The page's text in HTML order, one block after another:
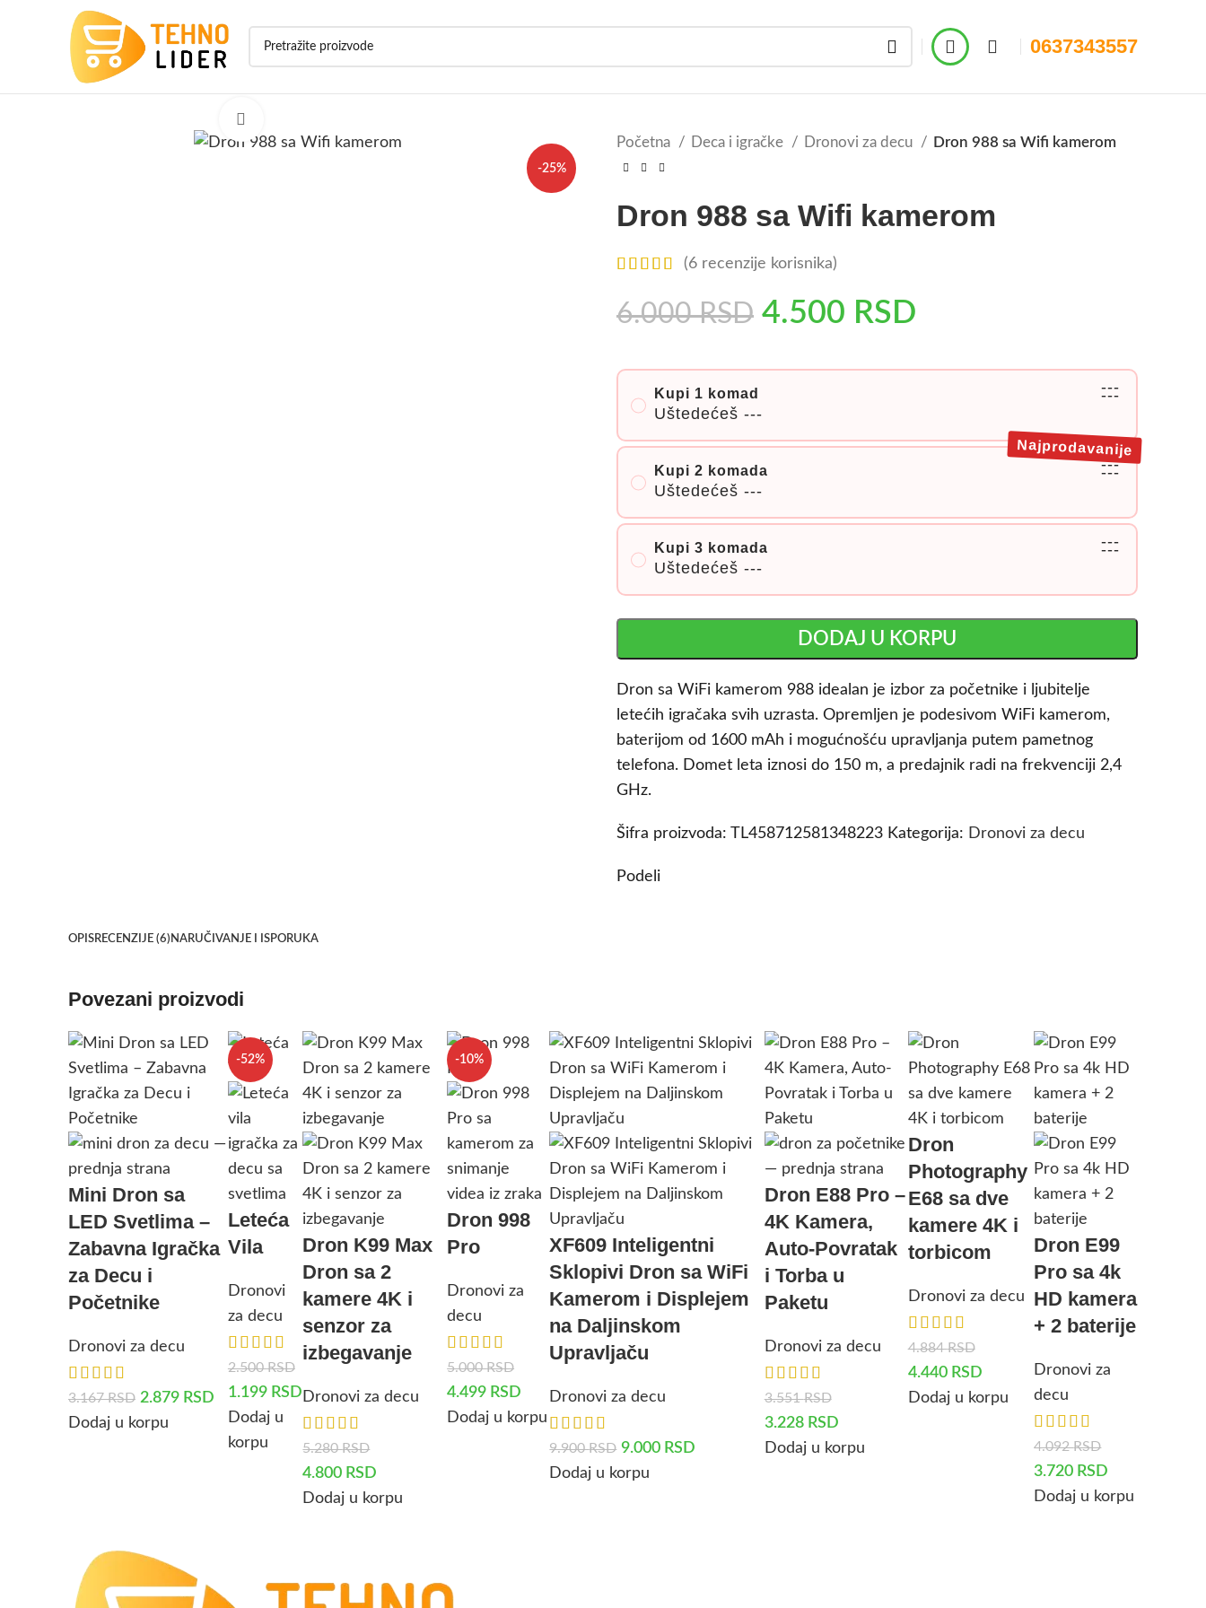
0637343557
-25%
Početna Deca i igračke Dronovi za decu Dron 988 sa Wifi kamerom
Dron 988 sa Wifi kamerom
(6 recenzije korisnika)
6.000RSD 4.500 RSD
Kupi 1 komad
Uštedećeš ---
---
---
Kupi 2 komada
Uštedećeš ---
---
---
Najprodavanije
Kupi 3 komada
Uštedećeš ---
---
---
DODAJ U KORPU
Dron sa WiFi kamerom 988 idealan je izbor za početnike i ljubitelje
letećih igračaka svih uzrasta. Opremljen je podesivom WiFi kamerom,
baterijom od 1600 mAh i mogućnošću upravljanja putem pametnog
telefona. Domet leta iznosi do 150 m, a predajnik radi na frekvenciji 2,4
GHz.
Šifra proizvoda: TL458712581348223 Kategorija: Dronovi za decu
Podeli
OPISRECENZIJE (6) NARUČIVANJE I ISPORUKA
Povezani proizvodi
Mini Dron sa
LED Svetlima –
Zabavna Igračka
za Decu i
Početnike
Dronovi za decu
3.167RSD 2.879 RSD
Dodaj u korpu
-52%
Leteća
Vila
Dronovi
za decu
2.500RSD
1.199 RSD
Dodaj u
korpu
Dron K99 Max
Dron sa 2
kamere 4K i
senzor za
izbegavanje
Dronovi za decu
5.280RSD
4.800 RSD
Dodaj u korpu
-10%
Dron 998
Pro
Dronovi za
decu
5.000RSD
4.499 RSD
Dodaj u korpu
XF609 Inteligentni
Sklopivi Dron sa WiFi
Kamerom i Displejem
na Daljinskom
Upravljaču
Dronovi za decu
9.900RSD 9.000 RSD
Dodaj u korpu
Dron E88 Pro –
4K Kamera,
Auto-Povratak
i Torba u
Paketu
Dronovi za decu
3.551RSD
3.228 RSD
Dodaj u korpu
Dron
Photography
E68 sa dve
kamere 4K i
torbicom
Dronovi za decu
4.884RSD
4.440 RSD
Dodaj u korpu
Dron E99
Pro sa 4k
HD kamera
+ 2 baterije
Dronovi za
decu
4.092RSD
3.720 RSD
Dodaj u korpu